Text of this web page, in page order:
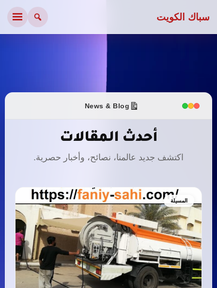
سباك الكويت
News & Blog
أحدث المقالات
اكتشف جديد عالمنا، نصائح، وأخبار حصرية.
المسيلة